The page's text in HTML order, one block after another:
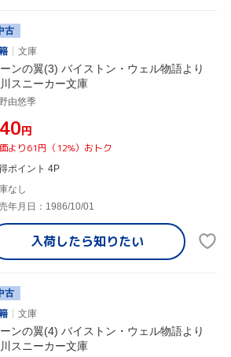
古
文庫
ーンの翼(3) バイストン・ウェル物語より
スニーカー文庫
由悠季
円
より61円（12%）おトク
ポイント 4P
なし
年月日：1986/10/01
入荷したら知りたい
古
文庫
ーンの翼(4) バイストン・ウェル物語より
スニーカー文庫